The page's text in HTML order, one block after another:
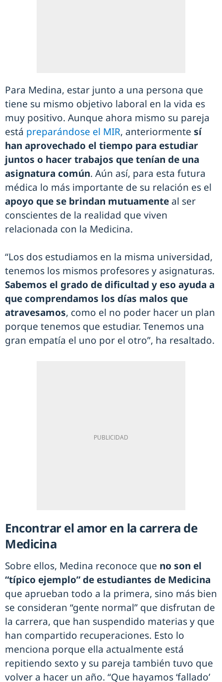
Para Medina, estar junto a una persona que
tiene su mismo objetivo laboral en la vida es
muy positivo. Aunque ahora mismo su pareja
está preparándose el MIR, anteriormente sí
han aprovechado el tiempo para estudiar
juntos o hacer trabajos que tenían de una
asignatura común. Aún así, para esta futura
médica lo más importante de su relación es el
apoyo que se brindan mutuamente al ser
conscientes de la realidad que viven
relacionada con la Medicina.
“Los dos estudiamos en la misma universidad,
tenemos los mismos profesores y asignaturas.
Sabemos el grado de dificultad y eso ayuda a
que comprendamos los días malos que
atravesamos, como el no poder hacer un plan
porque tenemos que estudiar. Tenemos una
gran empatía el uno por el otro”, ha resaltado.
Encontrar el amor en la carrera de
Medicina
Sobre ellos, Medina reconoce que no son el
“típico ejemplo” de estudiantes de Medicina
que aprueban todo a la primera, sino más bien
se consideran “gente normal” que disfrutan de
la carrera, que han suspendido materias y que
han compartido recuperaciones. Esto lo
menciona porque ella actualmente está
repitiendo sexto y su pareja también tuvo que
volver a hacer un año. “Que hayamos ‘fallado’